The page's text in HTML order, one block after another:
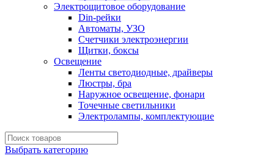
Электрощитовое оборудование
Din-рейки
Автоматы, УЗО
Счетчики электроэнергии
Щитки, боксы
Освещение
Ленты светодиодные, драйверы
Люстры, бра
Наружное освещение, фонари
Точечные светильники
Электролампы, комплектующие
Выбрать категорию